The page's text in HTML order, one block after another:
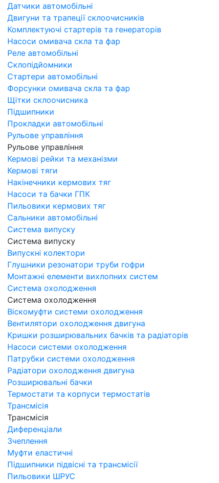
Датчики автомобільні
Двигуни та трапеції склоочисників
Комплектуючі стартерів та генераторів
Насоси омивача скла та фар
Реле автомобільні
Склопідйомники
Стартери автомобільні
Форсунки омивача скла та фар
Щітки склоочисника
Підшипники
Прокладки автомобільні
Рульове управління
Рульове управління
Кермові рейки та механізми
Кермові тяги
Накінечники кермових тяг
Насоси та бачки ГПК
Пильовики кермових тяг
Сальники автомобільні
Система випуску
Система випуску
Випускні колектори
Глушники резонатори труби гофри
Монтажні елементи вихлопних систем
Система охолодження
Система охолодження
Віскомуфти системи охолодження
Вентилятори охолодження двигуна
Кришки розширювальних бачків та радіаторів
Насоси системи охолодження
Патрубки системи охолодження
Радіатори охолодження двигуна
Розширювальні бачки
Термостати та корпуси термостатів
Трансмісія
Трансмісія
Диференціали
Зчеплення
Муфти еластичні
Підшипники підвісні та трансмісії
Пильовики ШРУС